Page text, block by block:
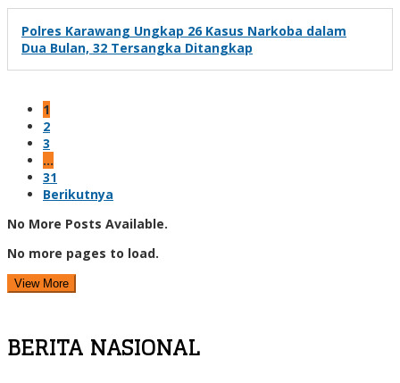
Polres Karawang Ungkap 26 Kasus Narkoba dalam
Dua Bulan, 32 Tersangka Ditangkap
1
2
3
…
31
Berikutnya
No More Posts Available.
No more pages to load.
View More
BERITA NASIONAL